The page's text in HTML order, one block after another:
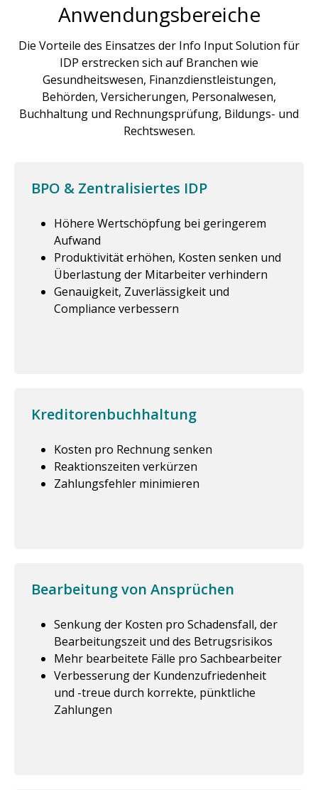
Anwendungsbereiche
Die Vorteile des Einsatzes der Info Input Solution für
IDP erstrecken sich auf Branchen wie
Gesundheitswesen, Finanzdienstleistungen,
Behörden, Versicherungen, Personalwesen,
Buchhaltung und Rechnungsprüfung, Bildungs- und
Rechtswesen.
BPO & Zentralisiertes IDP
Höhere Wertschöpfung bei geringerem
Aufwand
Produktivität erhöhen, Kosten senken und
Überlastung der Mitarbeiter verhindern
Genauigkeit, Zuverlässigkeit und
Compliance verbessern
Kreditorenbuchhaltung
Kosten pro Rechnung senken
Reaktionszeiten verkürzen
Zahlungsfehler minimieren
Bearbeitung von Ansprüchen
Senkung der Kosten pro Schadensfall, der
Bearbeitungszeit und des Betrugsrisikos
Mehr bearbeitete Fälle pro Sachbearbeiter
Verbesserung der Kundenzufriedenheit
und -treue durch korrekte, pünktliche
Zahlungen